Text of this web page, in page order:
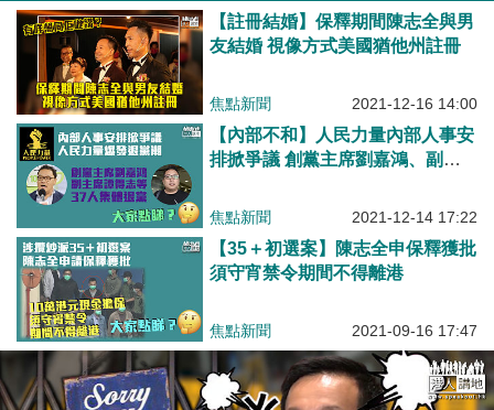
【註冊結婚】保釋期間陳志全與男
友結婚 視像方式美國猶他州註冊
焦點新聞 2021-12-16 14:00
【內部不和】人民力量內部人事安
排掀爭議 創黨主席劉嘉鴻、副主
焦點新聞 2021-12-14 17:22
【35＋初選案】陳志全申保釋獲批
須守宵禁令期間不得離港
焦點新聞 2021-09-16 17:47